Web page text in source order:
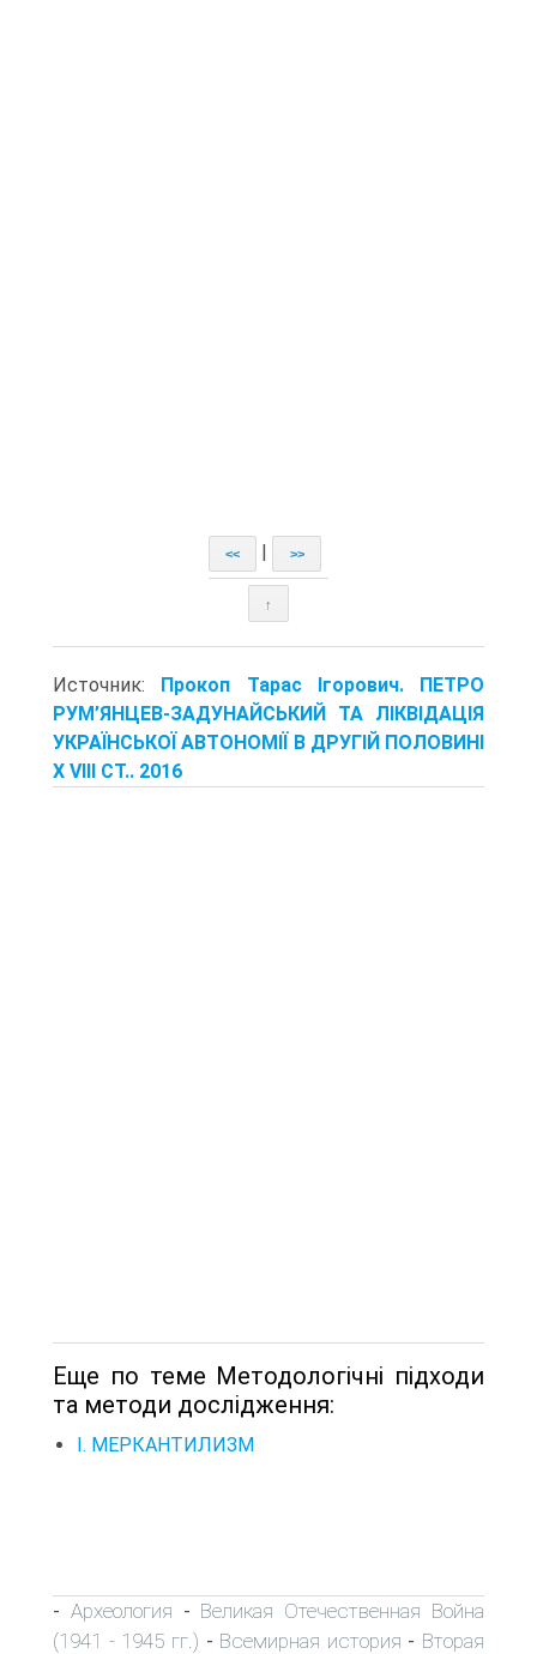
<< >>
↑
Источник: Прокоп Тарас Ігорович. ПЕТРО
РУМ’ЯНЦЕВ-ЗАДУНАЙСЬКИЙ ТА ЛІКВІДАЦІЯ
УКРАЇНСЬКОЇ АВТОНОМІЇ В ДРУГІЙ ПОЛОВИНІ
X VIII СТ.. 2016
Еще по теме Методологічні підходи
та методи дослідження:
I. МЕРКАНТИЛИЗМ
- Археология - Великая Отечественная Война
(1941 - 1945 гг.) - Всемирная история - Вторая